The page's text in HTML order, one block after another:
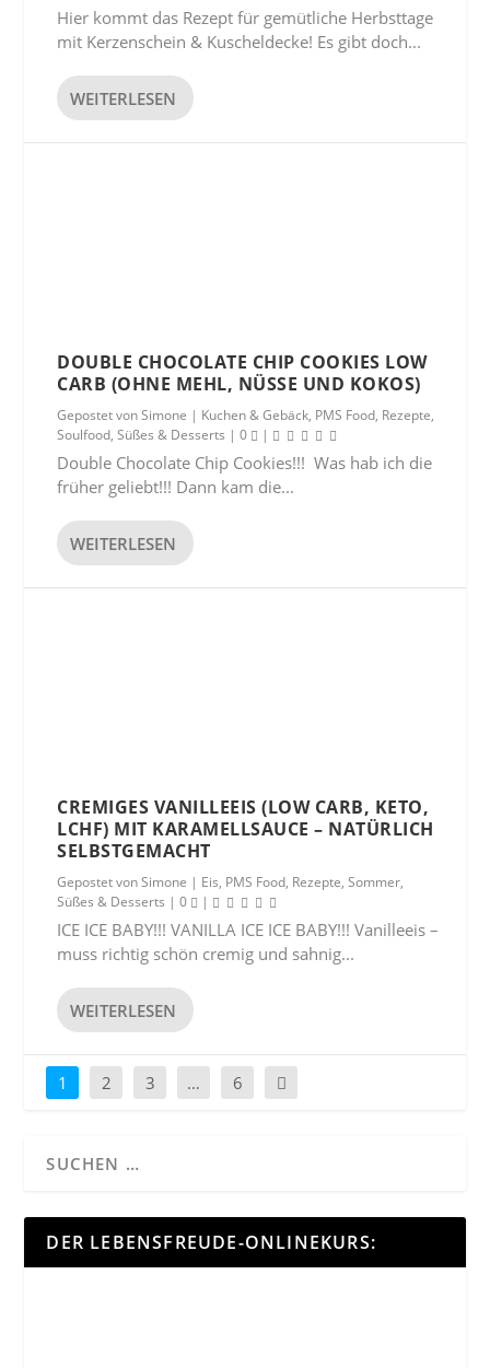
Hier kommt das Rezept für gemütliche Herbsttage
mit Kerzenschein & Kuscheldecke! Es gibt doch...
WEITERLESEN
DOUBLE CHOCOLATE CHIP COOKIES LOW
CARB (OHNE MEHL, NÜSSE UND KOKOS)
Gepostet vonSimone | Kuchen & Gebäck, PMS Food, Rezepte,
Soulfood,Süßes & Desserts |0 |
Double Chocolate Chip Cookies!!! Was hab ich die
früher geliebt!!! Dann kam die...
WEITERLESEN
CREMIGES VANILLEEIS (LOW CARB, KETO,
LCHF) MIT KARAMELLSAUCE – NATÜRLICH
SELBSTGEMACHT
Gepostet vonSimone | Eis, PMS Food, Rezepte,Sommer,
Süßes & Desserts |0 |
ICE ICE BABY!!! VANILLA ICE ICE BABY!!! Vanilleeis –
muss richtig schön cremig und sahnig...
WEITERLESEN
1 2 3 … 6
DER LEBENSFREUDE-ONLINEKURS: